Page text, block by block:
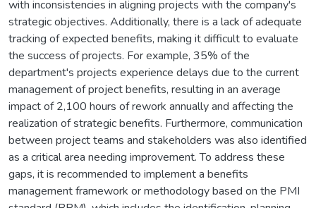
with inconsistencies in aligning projects with the company's
strategic objectives. Additionally, there is a lack of adequate
tracking of expected benefits, making it difficult to evaluate
the success of projects. For example, 35% of the
department's projects experience delays due to the current
management of project benefits, resulting in an average
impact of 2,100 hours of rework annually and affecting the
realization of strategic benefits. Furthermore, communication
between project teams and stakeholders was also identified
as a critical area needing improvement. To address these
gaps, it is recommended to implement a benefits
management framework or methodology based on the PMI